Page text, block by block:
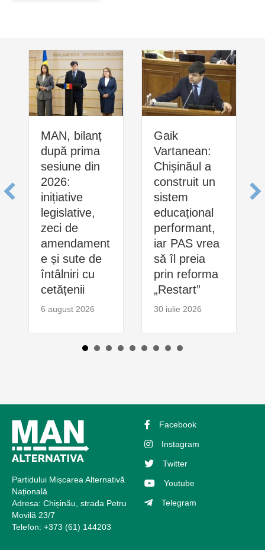
MAN, bilanț
după prima
sesiune din
2026:
inițiative
legislative,
zeci de
amendament
e și sute de
întâlniri cu
cetățenii
6 august 2026
Gaik
Vartanean:
Chișinăul a
construit un
sistem
educațional
performant,
iar PAS vrea
să îl preia
prin reforma
„Restart”
30 iulie 2026
Partidului Mișcarea Alternativă
Națională
Adresa: Chișinău, strada Petru
Movilă 23/7
Telefon: +373 (61) 144203
Facebook
Instagram
Twitter
Youtube
Telegram